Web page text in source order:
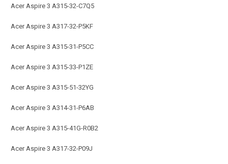
Acer Aspire 3 A315-32-C7Q5
Acer Aspire 3 A317-32-P5KF
Acer Aspire 3 A315-31-P5CC
Acer Aspire 3 A315-33-P1ZE
Acer Aspire 3 A315-51-32YG
Acer Aspire 3 A314-31-P6AB
Acer Aspire 3 A315-41G-R0B2
Acer Aspire 3 A317-32-P09J